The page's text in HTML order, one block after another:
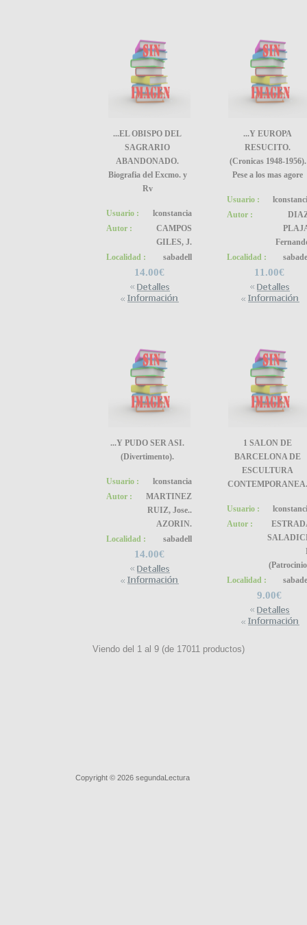
...EL OBISPO DEL
SAGRARIO
ABANDONADO.
Biografia del Excmo. y
Rv
Usuario :
lconstancia
Autor :
CAMPOS
GILES, J.
Localidad :
sabadell
14.00€
...Y EUROPA
RESUCITO.
(Cronicas 1948-1956).
Pese a los mas agore
Usuario :
Autor :
Localidad :
11.00€
...Y PUDO SER ASI.
(Divertimento).
Usuario :
lconstancia
Autor :
MARTINEZ
RUIZ, Jose..
AZORIN.
Localidad :
sabadell
14.00€
1 SALON DE
BARCELONA DE
ESCULTURA
CONTEMPORANEA.
Usuario :
Autor :
Localidad :
9.00€
Viendo del 1 al 9 (de 17011 productos)
Copyright © 2026 segundaLectura